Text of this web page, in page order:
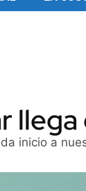
inicio a